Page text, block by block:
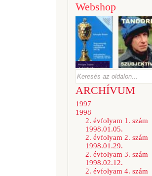
Webshop
ARCHÍVUM
1997
1998
2. évfolyam 1. szám
1998.01.05.
2. évfolyam 2. szám
1998.01.29.
2. évfolyam 3. szám
1998.02.12.
2. évfolyam 4. szám